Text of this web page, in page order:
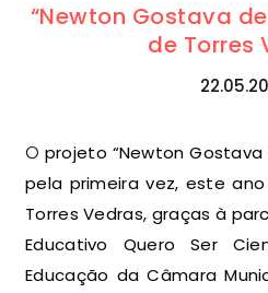
“Newton Gostava
de Torres
O projeto “Newton Gostava de Ler” está a decorrer
pela primeira vez, este
Torres Vedras, graças à
Educativo Quero Ser
Educação da Câmara